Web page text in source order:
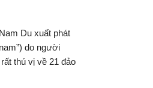
Du xuất phát
do người
thú vị về 21 đảo